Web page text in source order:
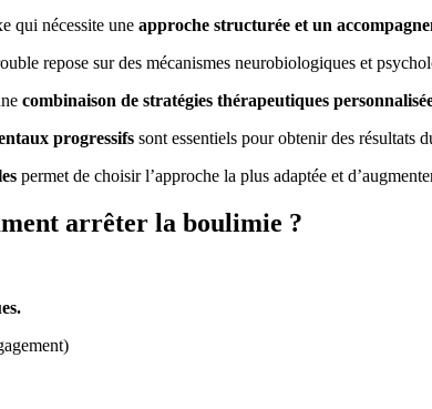
qui nécessite une approche structurée et un
repose sur des mécanismes neurobiologiques et
combinaison de stratégies thérapeutiques
progressifs sont essentiels pour obtenir des résultats
permet de choisir l’approche la plus adaptée et
arrêter la boulimie ?